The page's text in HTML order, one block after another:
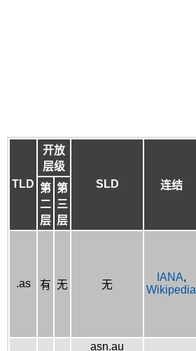
TLD
开放
层级
SLD
连结
第
二
层
第
三
层
.as 有 无 无
IANA,
Wikipedia
asn.au